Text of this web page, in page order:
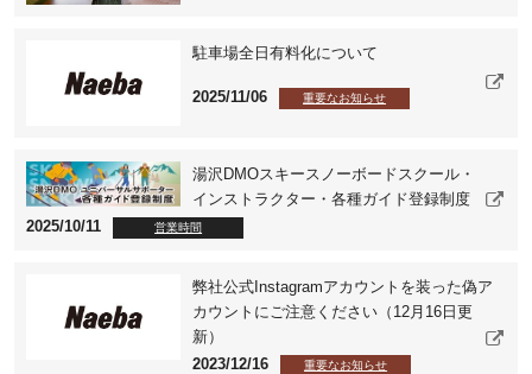
駐車場全日有料化について
2025/11/06 重要なお知らせ
湯沢DMOスキースノーボードスクール・
インストラクター・各種ガイド登録制度
2025/10/11
営業時間
弊社公式Instagramアカウントを装った偽ア
カウントにご注意ください（12月16日更
新）
2023/12/16
重要なお知らせ